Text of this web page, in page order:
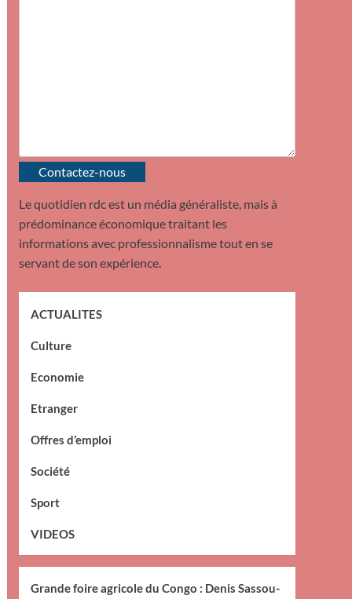
Contactez-nous
Le quotidien rdc est un média généraliste, mais à
prédominance économique traitant les
informations avec professionnalisme tout en se
servant de son expérience.
ACTUALITES
Culture
Economie
Etranger
Offres d’emploi
Société
Sport
VIDEOS
Grande foire agricole du Congo : Denis Sassou-